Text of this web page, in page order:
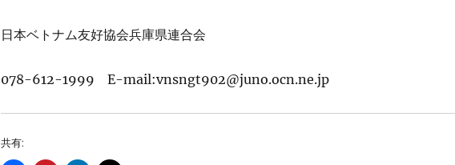
日本ベトナム友好協会兵庫県連合会
078-612-1999 E-mail:vnsngt902@juno.ocn.ne.jp
共有: